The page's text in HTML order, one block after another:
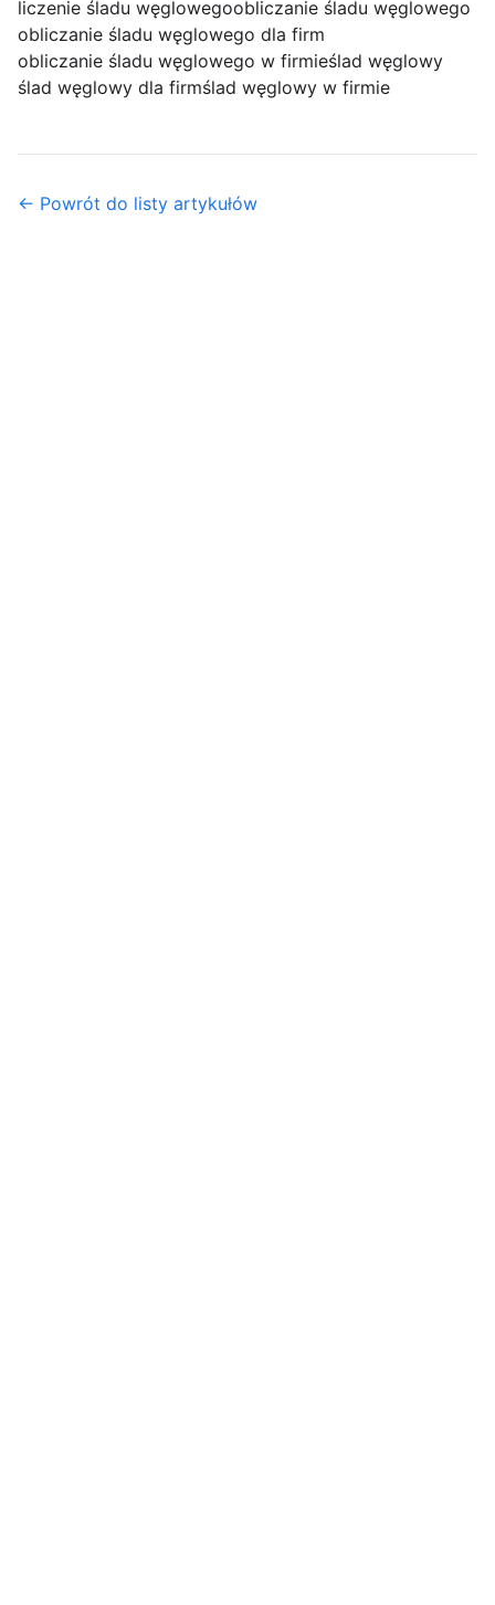
liczenie śladu węglowegoobliczanie śladu węglowego
obliczanie śladu węglowego dla firm
obliczanie śladu węglowego w firmieślad węglowy
ślad węglowy dla firmślad węglowy w firmie
← Powrót do listy artykułów